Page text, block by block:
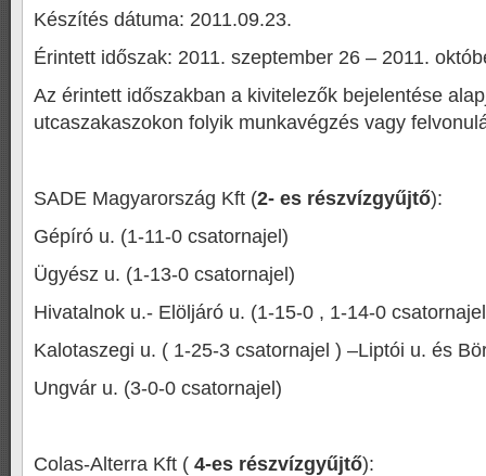
Készítés dátuma: 2011.09.23.
Érintett időszak: 2011. szeptember 26 – 2011.
Az érintett időszakban a kivitelezők bejelentése
utcaszakaszokon folyik munkavégzés vagy
SADE Magyarország Kft (2- es részvízgyűjtő):
Gépíró u. (1-11-0 csatornajel)
Ügyész u. (1-13-0 csatornajel)
Hivatalnok u.- Elöljáró u. (1-15-0 , 1-14-0
Kalotaszegi u. ( 1-25-3 csatornajel ) –Liptói u. és
Ungvár u. (3-0-0 csatornajel)
Colas-Alterra Kft ( 4-es részvízgyűjtő):